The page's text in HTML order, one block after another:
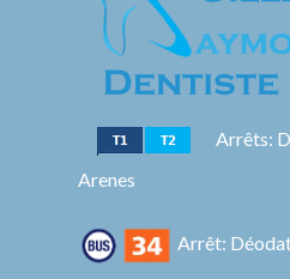
Arrêts:
Arenes
Arrêt: